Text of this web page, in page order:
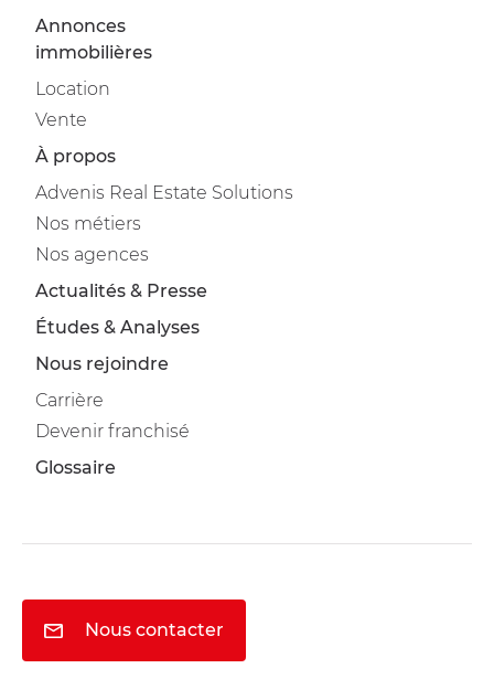
Annonces
immobilières
Location
Vente
À propos
Advenis Real Estate Solutions
Nos métiers
Nos agences
Actualités & Presse
Études & Analyses
Nous rejoindre
Carrière
Devenir franchisé
Glossaire
Nous contacter